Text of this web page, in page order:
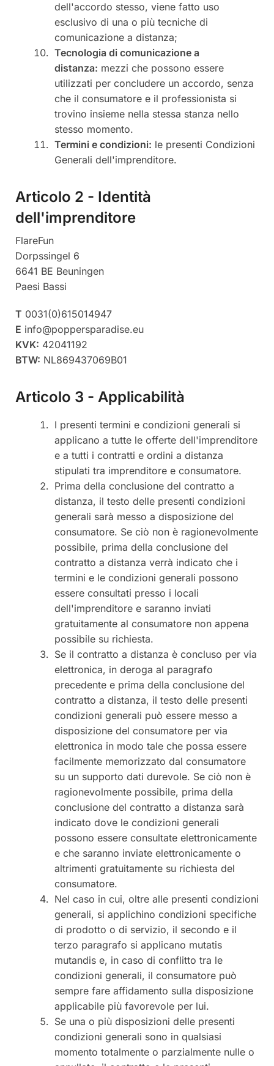
dell'accordo stesso, viene fatto uso
esclusivo di una o più tecniche di
comunicazione a distanza;
Tecnologia di comunicazione a
distanza: mezzi che possono essere
utilizzati per concludere un accordo, senza
che il consumatore e il professionista si
trovino insieme nella stessa stanza nello
stesso momento.
Termini e condizioni: le presenti Condizioni
Generali dell'imprenditore.
Articolo 2 - Identità
dell'imprenditore
FlareFun
Dorpssingel 6
6641 BE Beuningen
Paesi Bassi
T 0031(0)615014947
E info@poppersparadise.eu
KVK: 42041192
BTW: NL869437069B01
Articolo 3 - Applicabilità
I presenti termini e condizioni generali si
applicano a tutte le offerte dell'imprenditore
e a tutti i contratti e ordini a distanza
stipulati tra imprenditore e consumatore.
Prima della conclusione del contratto a
distanza, il testo delle presenti condizioni
generali sarà messo a disposizione del
consumatore. Se ciò non è ragionevolmente
possibile, prima della conclusione del
contratto a distanza verrà indicato che i
termini e le condizioni generali possono
essere consultati presso i locali
dell'imprenditore e saranno inviati
gratuitamente al consumatore non appena
possibile su richiesta.
Se il contratto a distanza è concluso per via
elettronica, in deroga al paragrafo
precedente e prima della conclusione del
contratto a distanza, il testo delle presenti
condizioni generali può essere messo a
disposizione del consumatore per via
elettronica in modo tale che possa essere
facilmente memorizzato dal consumatore
su un supporto dati durevole. Se ciò non è
ragionevolmente possibile, prima della
conclusione del contratto a distanza sarà
indicato dove le condizioni generali
possono essere consultate elettronicamente
e che saranno inviate elettronicamente o
altrimenti gratuitamente su richiesta del
consumatore.
Nel caso in cui, oltre alle presenti condizioni
generali, si applichino condizioni specifiche
di prodotto o di servizio, il secondo e il
terzo paragrafo si applicano mutatis
mutandis e, in caso di conflitto tra le
condizioni generali, il consumatore può
sempre fare affidamento sulla disposizione
applicabile più favorevole per lui.
Se una o più disposizioni delle presenti
condizioni generali sono in qualsiasi
momento totalmente o parzialmente nulle o